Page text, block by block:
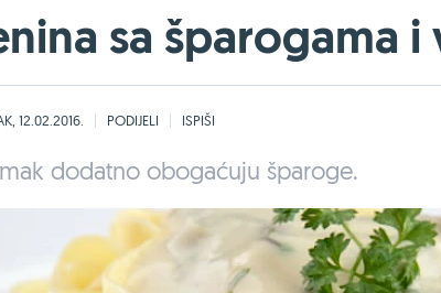
sa šparogama
12.02.2016. PODIJELI ISPIŠI
dodatno obogaćuju šparoge.